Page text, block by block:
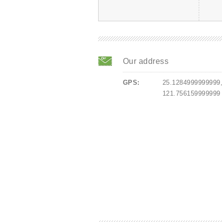
Our address
GPS:
25.1284999999999,
121.756159999999